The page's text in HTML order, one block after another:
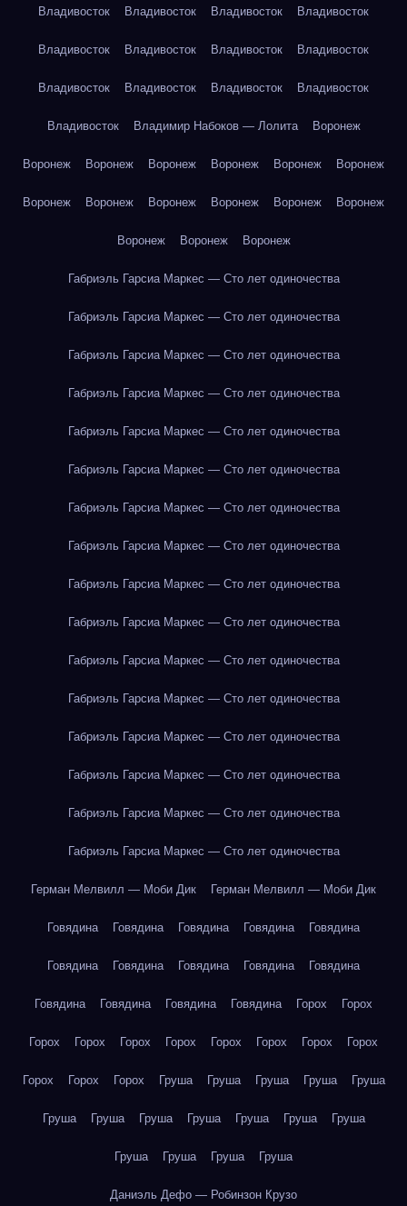
Владивосток Владивосток Владивосток Владивосток
Владивосток Владивосток Владивосток Владивосток
Владивосток Владивосток Владивосток Владивосток
Владивосток Владимир Набоков — Лолита Воронеж
Воронеж Воронеж Воронеж Воронеж Воронеж Воронеж
Воронеж Воронеж Воронеж Воронеж Воронеж Воронеж
Воронеж Воронеж Воронеж
Габриэль Гарсиа Маркес — Сто лет одиночества
Габриэль Гарсиа Маркес — Сто лет одиночества
Габриэль Гарсиа Маркес — Сто лет одиночества
Габриэль Гарсиа Маркес — Сто лет одиночества
Габриэль Гарсиа Маркес — Сто лет одиночества
Габриэль Гарсиа Маркес — Сто лет одиночества
Габриэль Гарсиа Маркес — Сто лет одиночества
Габриэль Гарсиа Маркес — Сто лет одиночества
Габриэль Гарсиа Маркес — Сто лет одиночества
Габриэль Гарсиа Маркес — Сто лет одиночества
Габриэль Гарсиа Маркес — Сто лет одиночества
Габриэль Гарсиа Маркес — Сто лет одиночества
Габриэль Гарсиа Маркес — Сто лет одиночества
Габриэль Гарсиа Маркес — Сто лет одиночества
Габриэль Гарсиа Маркес — Сто лет одиночества
Габриэль Гарсиа Маркес — Сто лет одиночества
Герман Мелвилл — Моби Дик Герман Мелвилл — Моби Дик
Говядина Говядина Говядина Говядина Говядина
Говядина Говядина Говядина Говядина Говядина
Говядина Говядина Говядина Говядина Горох Горох
Горох Горох Горох Горох Горох Горох Горох Горох
Горох Горох Горох Груша Груша Груша Груша Груша
Груша Груша Груша Груша Груша Груша Груша
Груша Груша Груша Груша
Даниэль Дефо — Робинзон Крузо